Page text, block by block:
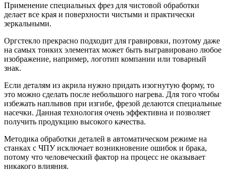
Применение специальных фрез для чистовой обработки
делает все края и поверхности чистыми и практически
зеркальными.
Оргстекло прекрасно подходит для гравировки, поэтому даже
на самых тонких элементах может быть выгравировано любое
изображение, например, логотип компании или товарный
знак.
Если деталям из акрила нужно придать изогнутую форму, то
это можно сделать после небольшого нагрева. Для того чтобы
избежать наплывов при изгибе, фрезой делаются специальные
насечки. Данная технология очень эффективна и позволяет
получить продукцию высокого качества.
Методика обработки деталей в автоматическом режиме на
станках с ЧПУ исключает возникновение ошибок и брака,
потому что человеческий фактор на процесс не оказывает
никакого влияния.